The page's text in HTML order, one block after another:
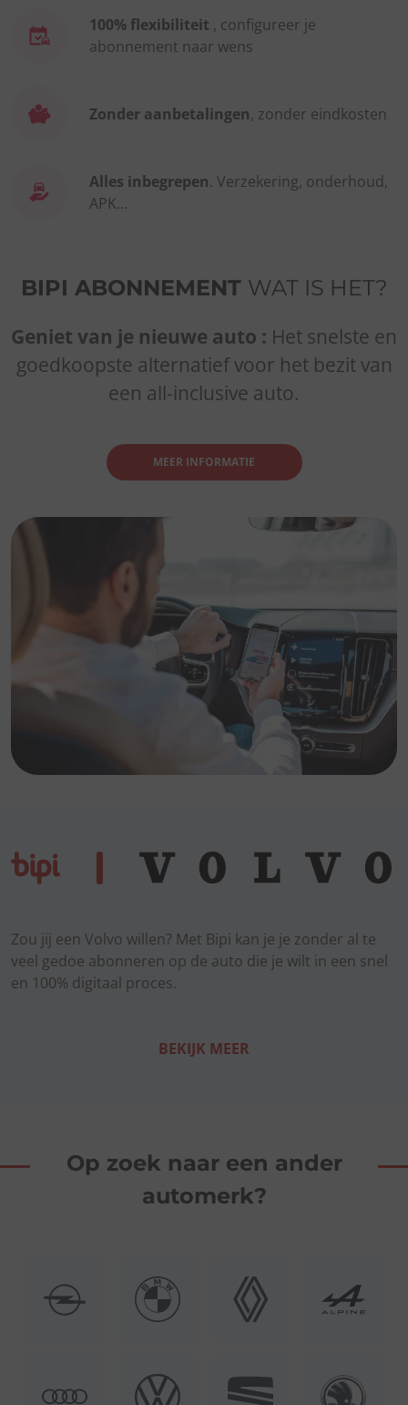
100% flexibiliteit , configureer je
abonnement naar wens
Zonder aanbetalingen, zonder eindkosten
Alles inbegrepen. Verzekering, onderhoud,
APK...
BIPI ABONNEMENT WAT IS HET?
Geniet van je nieuwe auto : Het snelste en
goedkoopste alternatief voor het bezit van
een all-inclusive auto.
MEER INFORMATIE
Zou jij een Volvo willen? Met Bipi kan je je zonder al te
veel gedoe abonneren op de auto die je wilt in een snel
en 100% digitaal proces.
BEKIJK MEER
Op zoek naar een ander
automerk?